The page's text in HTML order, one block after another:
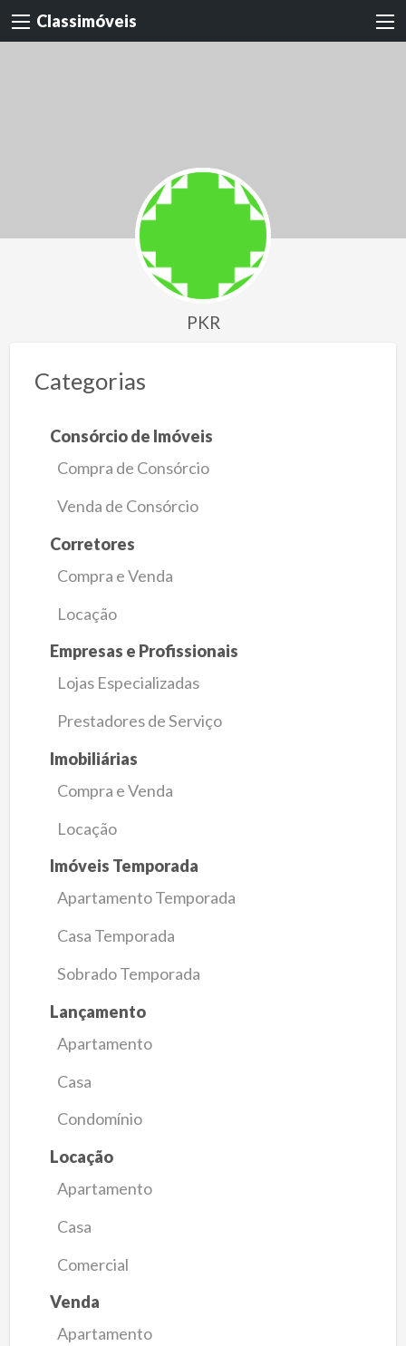
Classimóveis
PKR
Categorias
Consórcio de Imóveis
Compra de Consórcio
Venda de Consórcio
Corretores
Compra e Venda
Locação
Empresas e Profissionais
Lojas Especializadas
Prestadores de Serviço
Imobiliárias
Compra e Venda
Locação
Imóveis Temporada
Apartamento Temporada
Casa Temporada
Sobrado Temporada
Lançamento
Apartamento
Casa
Condomínio
Locação
Apartamento
Casa
Comercial
Venda
Apartamento